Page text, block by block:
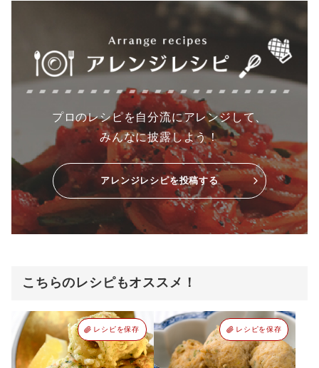
プロのレシピを自分流にアレンジして、
みんなに披露しよう！
アレンジレシピを投稿する
こちらのレシピもオススメ！
レシピを保存 レシピを保存